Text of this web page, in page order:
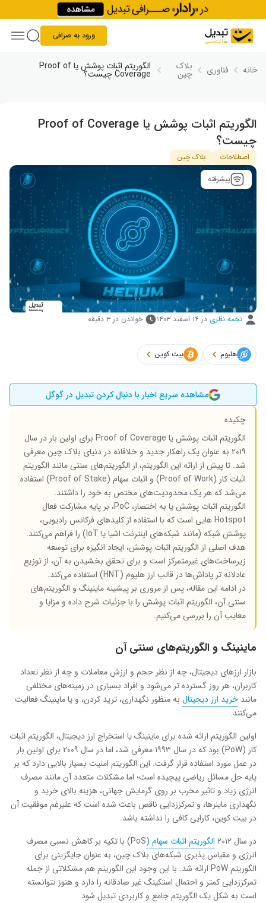
Skip to content
ورود به صرافی
خانه فناوری بلاک
چین
الگوریتم اثبات پوشش یا Proof of
Coverage چیست؟
الگوریتم اثبات پوشش یا Proof of Coverage
چیست؟
اصطلاحات
بلاک چین
پیشرفته
نجمه نظری در ۱۴ اسفند ۱۴۰۳ خواندن در ۳ دقیقه
هلیوم بیت کوین
مشاهده سریع اخبار با دنبال کردن تبدیل در گوگل
چکیده
الگوریتم اثبات پوشش یا
برای اولین بار در سال
۲۰۱۹ به عنوان یک راهکار جدید و خلاقانه در دنیای بلاک چین معرفی
شد. تا پیش از ارائه این الگوریتم، از الگوریتم‌های سنتی مانند الگوریتم
اثبات کار (Proof of Work) و اثبات سهام (Proof of Stake) استفاده
می‌شد که هر یک محدودیت‌های مختص به خود را داشتند.
الگوریتم اثبات پوشش یا به اختصار، PoC، بر پایه مشارکت فعال
Hotspotهایی است که با استفاده از کلیدهای فرکانس رادیویی،
پوشش شبکه (مانند شبکه‌های اینترنت اشیا یا IoT) را فراهم می‌کنند.
هدف اصلی از الگوریتم اثبات پوشش، ایجاد انگیزه برای توسعه
زیرساخت‌های غیرمتمرکز است و برای تحقق بخشیدن به آن، از توزیع
عادلانه ‌تر پاداش‌ها در قالب ارز هلیوم (HNT) استفاده می‌کند.
در ادامه این مقاله، پس از مروری بر پیشینه ماینینگ و الگوریتم‌های
سنتی آن، الگوریتم اثبات پوشش را با جزئیات شرح داده و مزایا و
معایب آن را بررسی می‌کنیم.
ماینینگ و الگوریتم‌های سنتی آن
بازار ارزهای دیجیتال، چه از نظر حجم و ارزش معاملات و چه از نظر تعداد
کاربران، هر روز گسترده تر می‌شود و افراد بسیاری در زمینه‌های مختلفی
مانند خرید ارز دیجیتال به منظور نگهداری، ترید کردن، و یا ماینینگ فعالیت
می‌کنند.
اولین الگوریتم ارائه شده برای ماینینگ یا استخراج ارز دیجیتال، الگوریتم اثبات
کار (PoW
) بود که در سال ۱۹۹۳ معرفی شد، اما در سال ۲۰۰۹ برای اولین بار
در عمل مورد استفاده قرار گرفت. این الگوریتم امنیت بسیار بالایی دارد که بر
پایه حل مسائل ریاضی پیچیده است؛ اما مشکلات متعدد آن مانند مصرف
انرژی زیاد و تاثیر مخرب بر روی گرمایش جهانی، هزینه بالای خرید و
نگهداری ماینرها، و تمرکززدایی ناقص باعث شده است که علیرغم موفقیت آن
در بیت کوین، کارایی کافی را نداشته باشد.
در سال ۲۰۱۲
الگوریتم اثبات سهام (PoS) با تکیه بر کاهش نسبی مصرف
انرژی و مقیاس پذیری شبکه‌های بلاک چین، به عنوان جایگزینی برای
الگوریتمPoW ارائه شد. با این وجود این الگوریتم هم مشکلاتی از جمله
تمرکززدایی کمتر و احتمال استکینگ غیر صادقانه را دارد و هنوز نتوانسته
است به شکل یک الگوریتم جامع و کاربردی تبدیل شود.